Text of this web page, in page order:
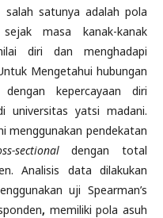
satunya adalah pola
masa kanak-kanak
diri dan menghadapi
Mengetahui hubungan
kepercayaan diri
universitas yatsi madani.
menggunakan pendekatan
sectionaldengan total
Analisis data dilakukan
uji Spearman’s
, memiliki pola asuh